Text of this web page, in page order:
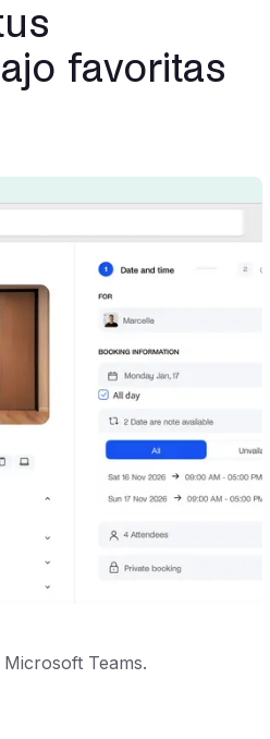
favoritas
Teams.